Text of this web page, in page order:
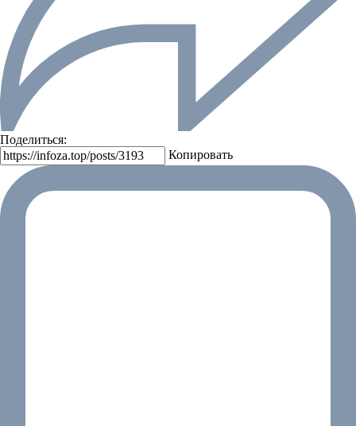
Поделиться:
Копировать